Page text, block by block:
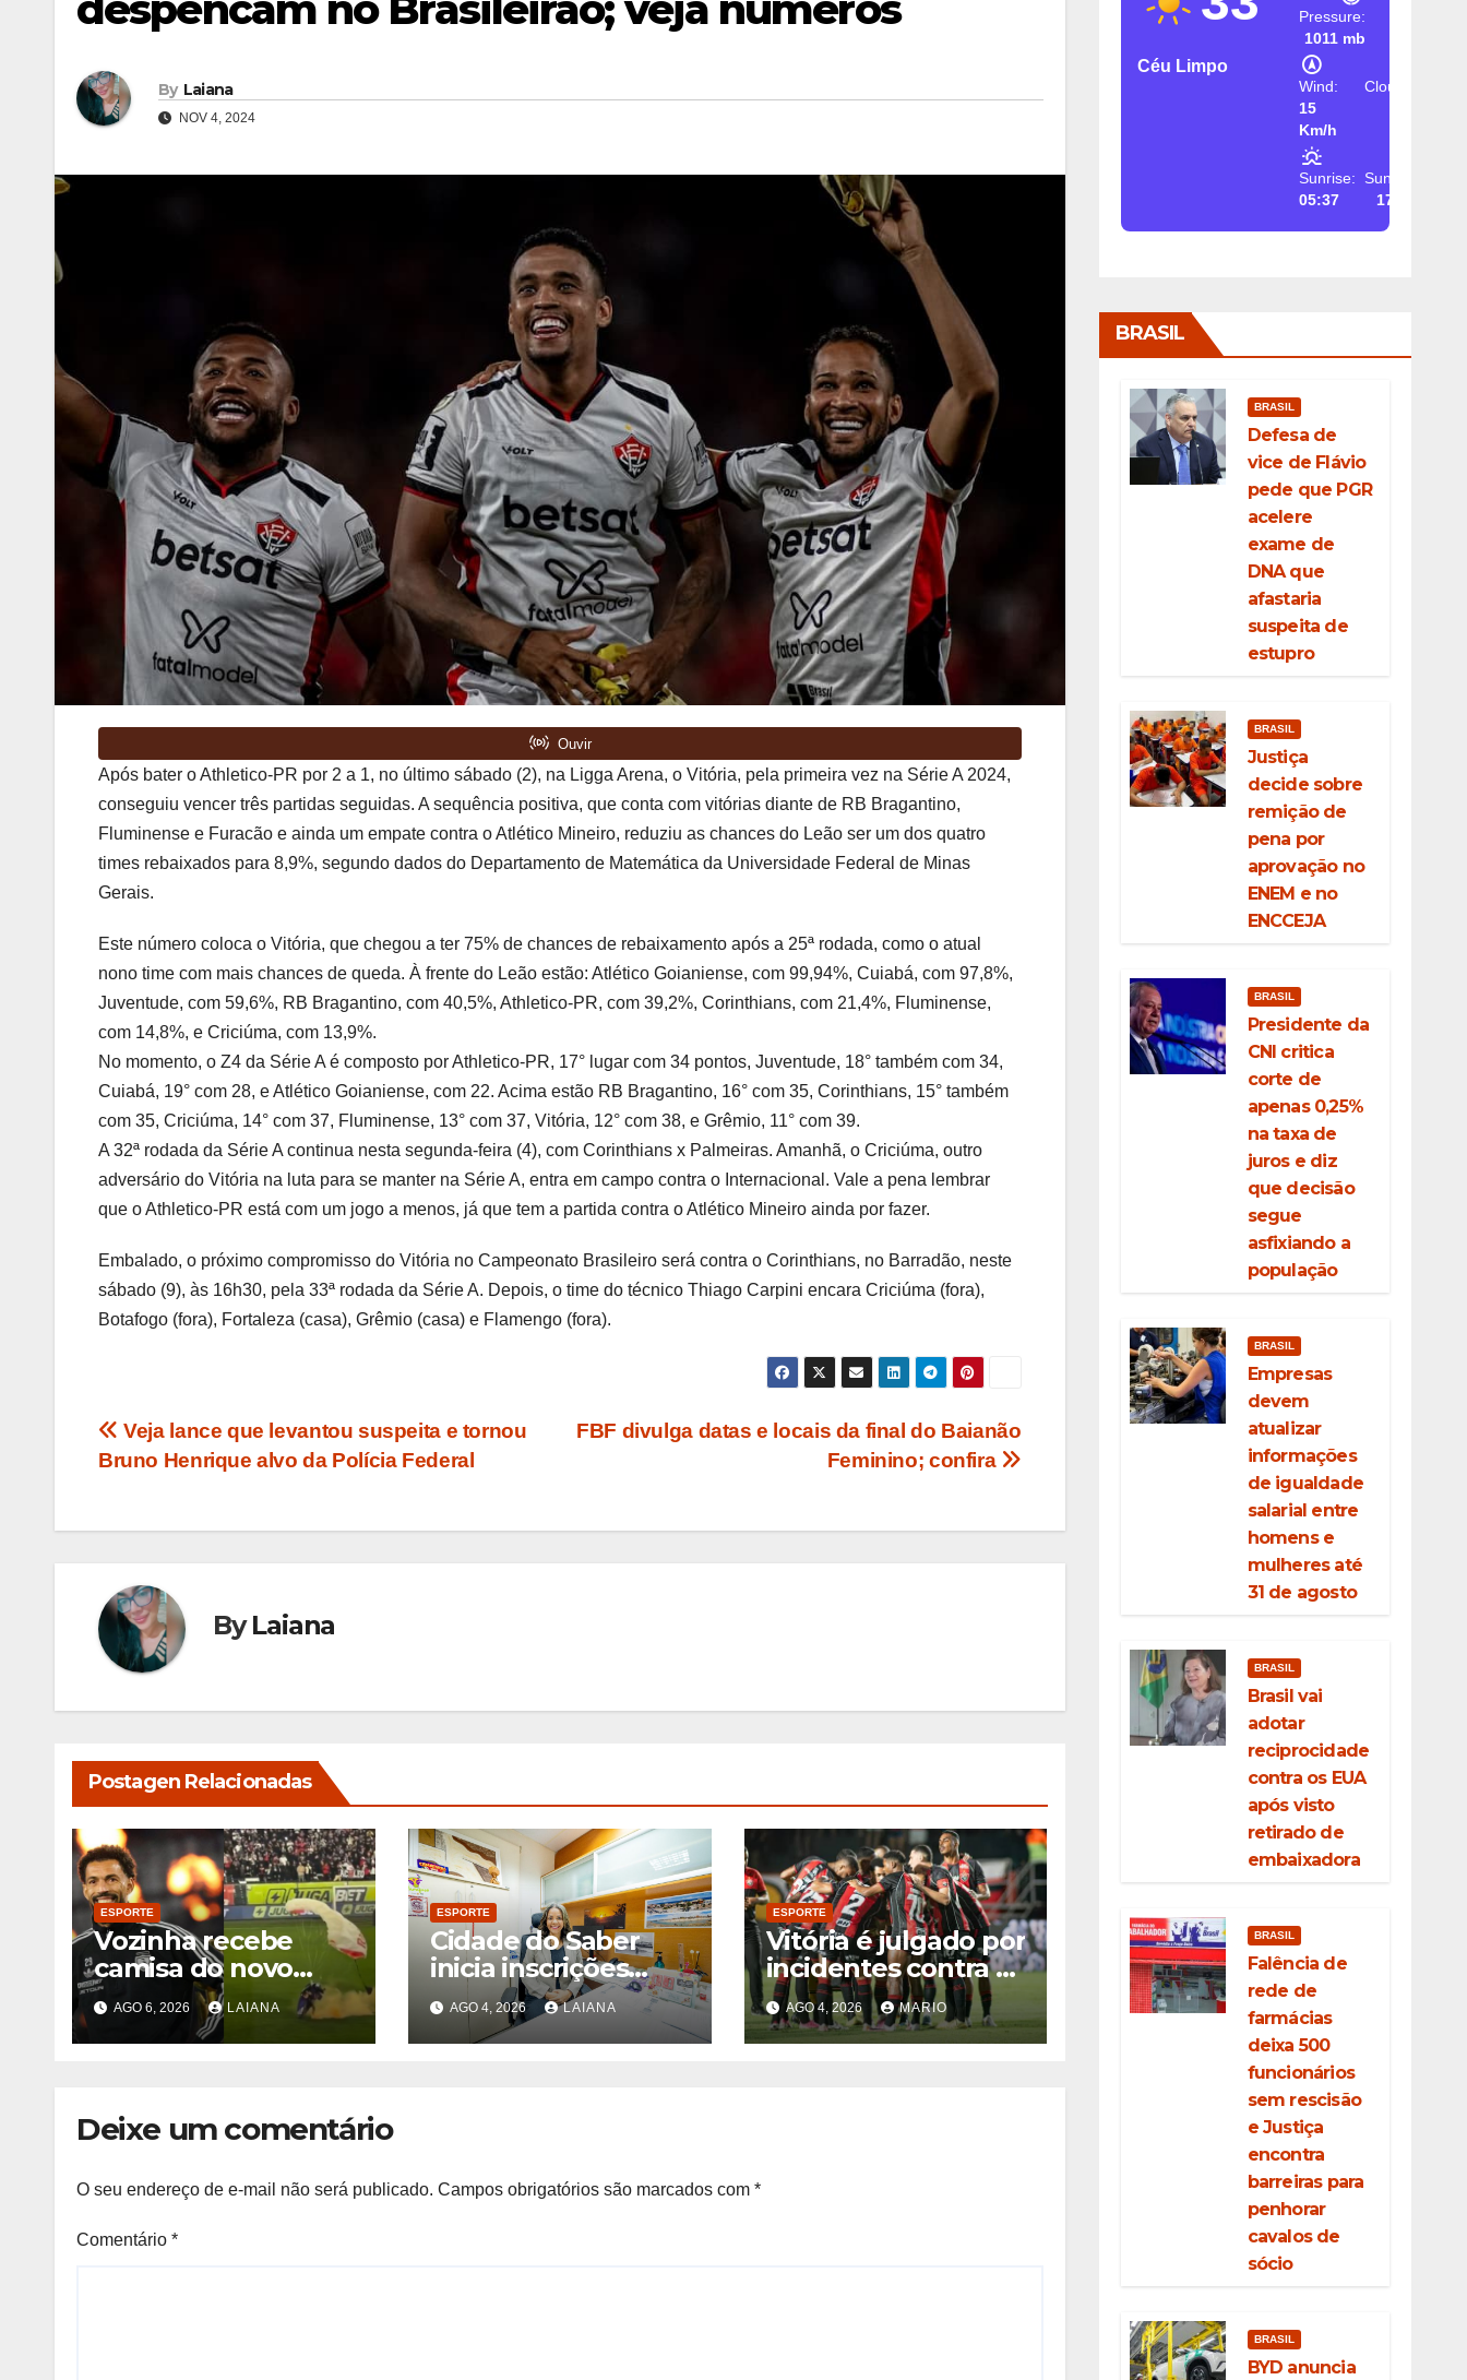
By Laiana
NOV 4, 2024
Após bater o Athletico-PR por 2 a 1, no último sábado (2), na Ligga Arena, o Vitória, pela primeira vez na Série A 2024,
conseguiu vencer três partidas seguidas. A sequência positiva, que conta com vitórias diante de RB Bragantino,
Fluminense e Furacão e ainda um empate contra o Atlético Mineiro, reduziu as chances do Leão ser um dos quatro
times rebaixados para 8,9%, segundo dados do Departamento de Matemática da Universidade Federal de Minas
Gerais.
Este número coloca o Vitória, que chegou a ter 75% de chances de rebaixamento após a 25ª rodada, como o atual
nono time com mais chances de queda. À frente do Leão estão: Atlético Goianiense, com 99,94%, Cuiabá, com 97,8%,
Juventude, com 59,6%, RB Bragantino, com 40,5%, Athletico-PR, com 39,2%, Corinthians, com 21,4%, Fluminense,
com 14,8%, e Criciúma, com 13,9%.
No momento, o Z4 da Série A é composto por Athletico-PR, 17° lugar com 34 pontos, Juventude, 18° também com 34,
Cuiabá, 19° com 28, e Atlético Goianiense, com 22. Acima estão RB Bragantino, 16° com 35, Corinthians, 15° também
com 35, Criciúma, 14° com 37, Fluminense, 13° com 37, Vitória, 12° com 38, e Grêmio, 11° com 39.
A 32ª rodada da Série A continua nesta segunda-feira (4), com Corinthians x Palmeiras. Amanhã, o Criciúma, outro
adversário do Vitória na luta para se manter na Série A, entra em campo contra o Internacional. Vale a pena lembrar
que o Athletico-PR está com um jogo a menos, já que tem a partida contra o Atlético Mineiro ainda por fazer.
Embalado, o próximo compromisso do Vitória no Campeonato Brasileiro será contra o Corinthians, no Barradão, neste
sábado (9), às 16h30, pela 33ª rodada da Série A. Depois, o time do técnico Thiago Carpini encara Criciúma (fora),
Botafogo (fora), Fortaleza (casa), Grêmio (casa) e Flamengo (fora).
Navegação
Post
FBF divulga datas e locais da final do Baianão
Feminino; confira
Veja lance que levantou suspeita e tornou
Bruno Henrique alvo da Polícia Federal
ByLaiana
Postagen Relacionadas
ESPORTE
Vozinha recebe
camisa do novo
clube de
paraquedas em
festa com mais de
AGO 6, 2026 LAIANA
ESPORTE
Cidade do Saber
inicia inscrições
para novos cursos
gratuitos com cerca
de 150 vagas
AGO 4, 2026 LAIANA
ESPORTE
Vitória é julgado por
incidentes contra o
Palmeiras; veja as
decisões
AGO 4, 2026 MARIO
Deixe um comentário
O seu endereço de e-mail não será publicado. Campos obrigatórios são marcados com *
Comentário *
Céu Limpo
Pressure:
1011 mb
Wind:
15
Km/h
Clouds:
Sunrise:
05:37
Sunset:
17:26
BRASIL
BRASIL
Defesa de
vice de Flávio
pede que PGR
acelere
exame de
DNA que
afastaria
suspeita de
estupro
BRASIL
Justiça
decide sobre
remição de
pena por
aprovação no
ENEM e no
ENCCEJA
BRASIL
Presidente da
CNI critica
corte de
apenas 0,25%
na taxa de
juros e diz
que decisão
segue
asfixiando a
população
BRASIL
Empresas
devem
atualizar
informações
de igualdade
salarial entre
homens e
mulheres até
31 de agosto
BRASIL
Brasil vai
adotar
reciprocidade
contra os EUA
após visto
retirado de
embaixadora
BRASIL
Falência de
rede de
farmácias
deixa 500
funcionários
sem rescisão
e Justiça
encontra
barreiras para
penhorar
cavalos de
sócio
BRASIL
BYD anuncia